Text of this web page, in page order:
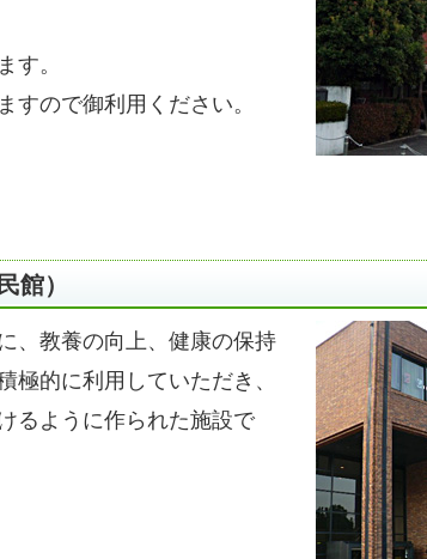
す。
すので御利用ください。
館）
、教養の向上、健康の保持
的に利用していただき、
るように作られた施設で